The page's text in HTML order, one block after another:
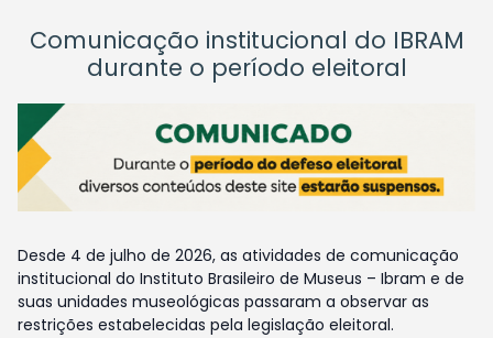
Comunicação institucional do IBRAM
durante o período eleitoral
Desde 4 de julho de 2026, as atividades de comunicação
institucional do Instituto Brasileiro de Museus – Ibram e de
suas unidades museológicas passaram a observar as
restrições estabelecidas pela legislação eleitoral.